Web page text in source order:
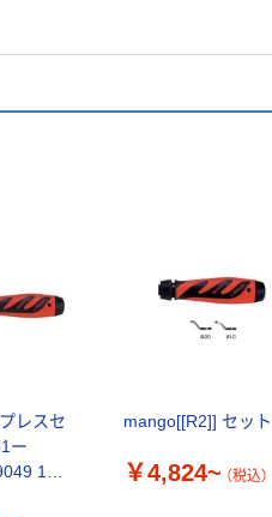
レスセ
ー
1セ
mango[[R2]] セット
￥4,824~ （税込）